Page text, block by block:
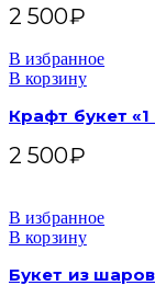
2 500₽
В избранное
В корзину
Крафт букет
2 500₽
В избранное
В корзину
Букет из